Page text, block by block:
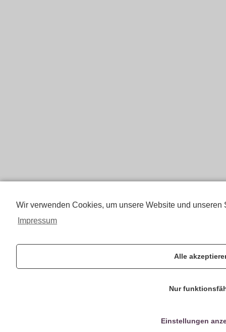
Wir verwenden Cookies, um unsere Website und
Impressum
Alle
Nur
Einstellungen